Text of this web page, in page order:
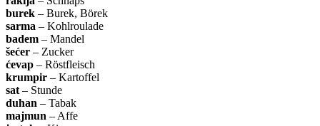
burek – Burek, Börek
sarma – Kohlroulade
badem – Mandel
šećer – Zucker
ćevap – Röstfleisch
krumpir – Kartoffel
sat – Stunde
duhan – Tabak
majmun – Affe